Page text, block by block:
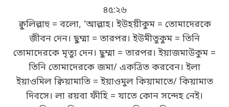
৪৫:২৬
ক্বুলিল্লাহু = বলো, ‘আল্লাহ। ইউহয়ীকুম = তোমাদেরকে
জীবন দেন। ছুম্মা = তারপর। ইউমীতুকুম = তিনি
তোমাদেরকে মৃত্যু দেন। ছুম্মা = তারপর। ইয়াজমাউকুম =
তিনি তোমাদেরকে জমা/ একত্রিত করবেন। ইলা
ইয়াওমিল ক্বিয়ামাতি = ইয়াওমুল কিয়ামাতে/ কিয়ামাত
দিবসে। লা রয়বা ফীহি = যাতে কোন সন্দেহ নেই।